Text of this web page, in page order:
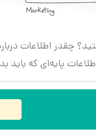
پایه‌ای که باید